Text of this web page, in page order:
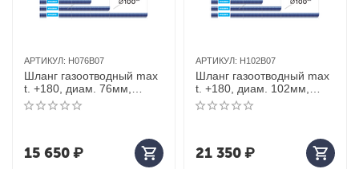
АРТИКУЛ: H076B07
Шланг газоотводный max
t. +180, диам. 76мм,
длина 7,5м (синий)
15 650₽
АРТИКУЛ: H102B07
Шланг газоотводный max
t. +180, диам. 102мм,
длина 7,5м (синий)
21 350₽